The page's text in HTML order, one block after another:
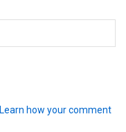
Learn how your comment